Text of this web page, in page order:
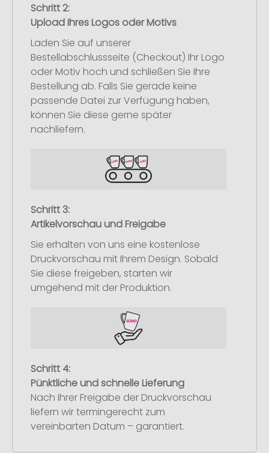
Schritt 2:
Upload Ihres Logos oder Motivs
Laden Sie auf unserer
Bestellabschlussseite (Checkout) Ihr Logo
oder Motiv hoch und schließen Sie Ihre
Bestellung ab. Falls Sie gerade keine
passende Datei zur Verfügung haben,
können Sie diese gerne später
nachliefern.
Schritt 3:
Artikelvorschau und Freigabe
Sie erhalten von uns eine kostenlose
Druckvorschau mit Ihrem Design. Sobald
Sie diese freigeben, starten wir
umgehend mit der Produktion.
Schritt 4:
Pünktliche und schnelle Lieferung
Nach Ihrer Freigabe der Druckvorschau
liefern wir termingerecht zum
vereinbarten Datum – garantiert.